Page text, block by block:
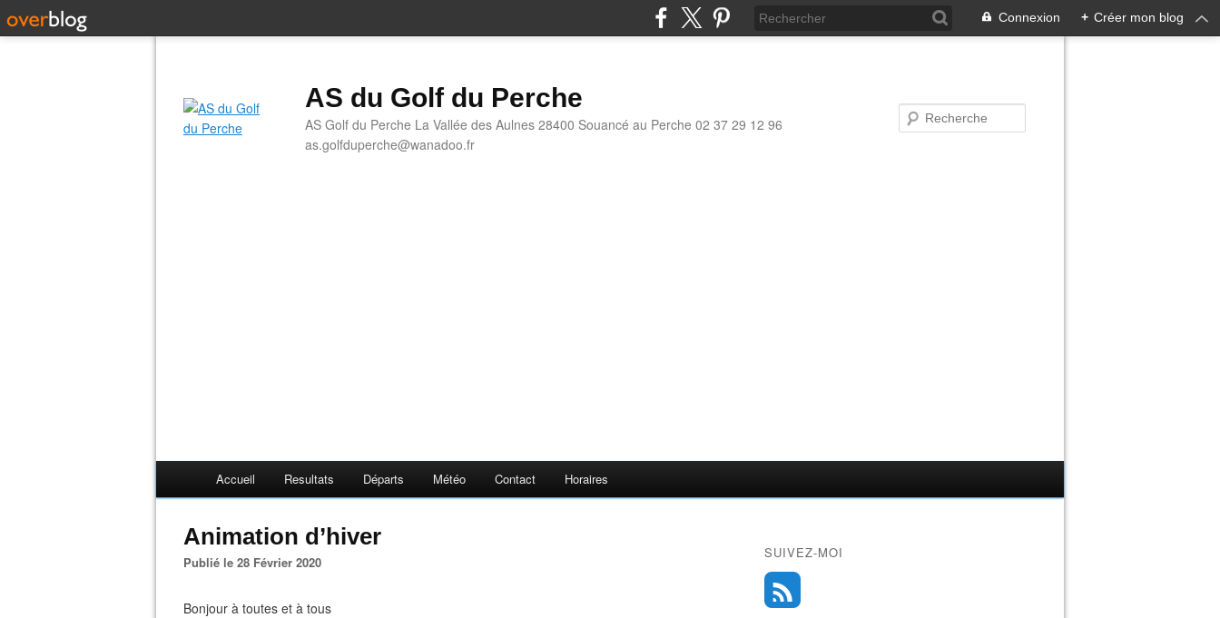
Connexion + Créer mon blog
AS du Golf du Perche
AS Golf du Perche La Vallée des Aulnes 28400 Souancé au Perche 02 37 29 12 96
as.golfduperche@wanadoo.fr
Accueil Resultats Départs Météo Contact Horaires
Animation d’hiver
Publié le 28 Février 2020
Bonjour à toutes et à tous
SUIVEZ-MOI